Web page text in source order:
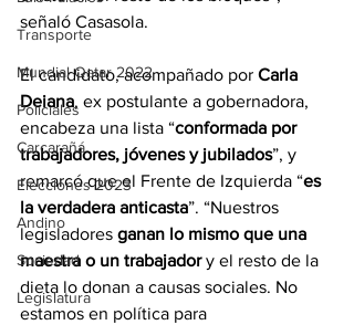
Transporte
Mundial Qatar 2022
Policiales
Carcarañá
Elecciones 2023
Andino
Sociedad
Legislatura
señaló Casasola.
El candidato, acompañado por Carla
Deiana, ex postulante a gobernadora,
encabeza una lista “conformada por
trabajadores, jóvenes y jubilados”, y
remarcó que el Frente de Izquierda “es
la verdadera anticasta”. “Nuestros
legisladores ganan lo mismo que una
maestra o un trabajador y el resto de la
dieta lo donan a causas sociales. No
estamos en política para